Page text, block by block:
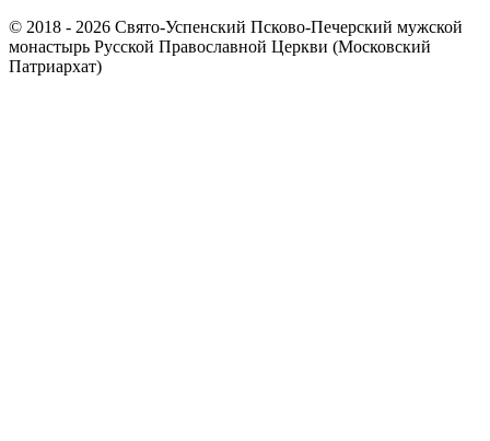
© 2018 - 2026 Свято-Успенский Псково-Печерский мужской
монастырь Русской Православной Церкви (Московский
Патриархат)